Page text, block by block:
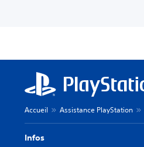
Accueil Assistance PlayStation
Infos